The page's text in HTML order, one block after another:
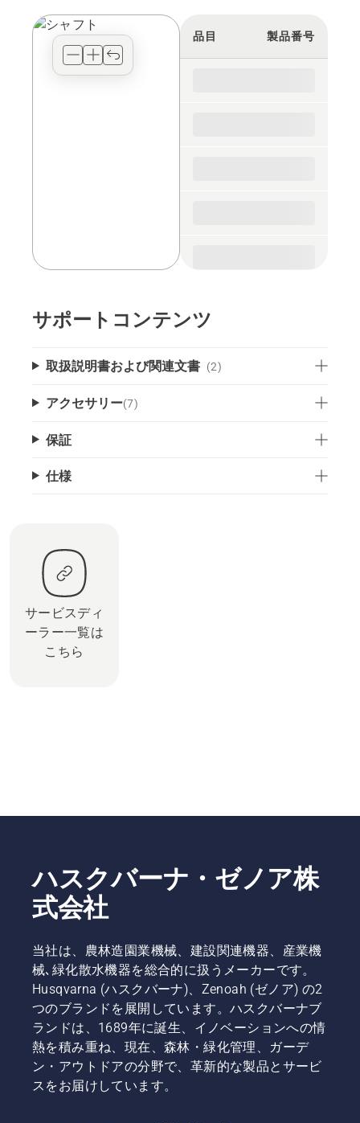
view
品目 製品番号
サポートコンテンツ
取扱説明書および関連文書 (2)
アクセサリー(7)
保証
仕様
サービスディ
ーラー一覧は
こちら
ハスクバーナ・ゼノア株
式会社
当社は、農林造園業機械、建設関連機器、産業機
械､緑化散水機器を総合的に扱うメーカーです。
Husqvarna (ハスクバーナ)、Zenoah (ゼノア) の2
つのブランドを展開しています。ハスクバーナブ
ランドは、1689年に誕生、イノベーションへの情
熱を積み重ね、現在、森林・緑化管理、ガーデ
ン・アウトドアの分野で、革新的な製品とサービ
スをお届けしています。